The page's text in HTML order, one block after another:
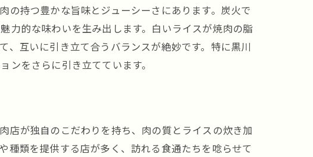
持つ豊かな旨味とジューシーさにあります。炭火で
力的な味わいを生み出します。白いライスが焼肉の脂
、互いに引き立て合うバランスが絶妙です。特に黒川
をさらに引き立てています。
店が独自のこだわりを持ち、肉の質とライスの炊き加
種類を提供する店が多く、訪れる食通たちを唸らせて